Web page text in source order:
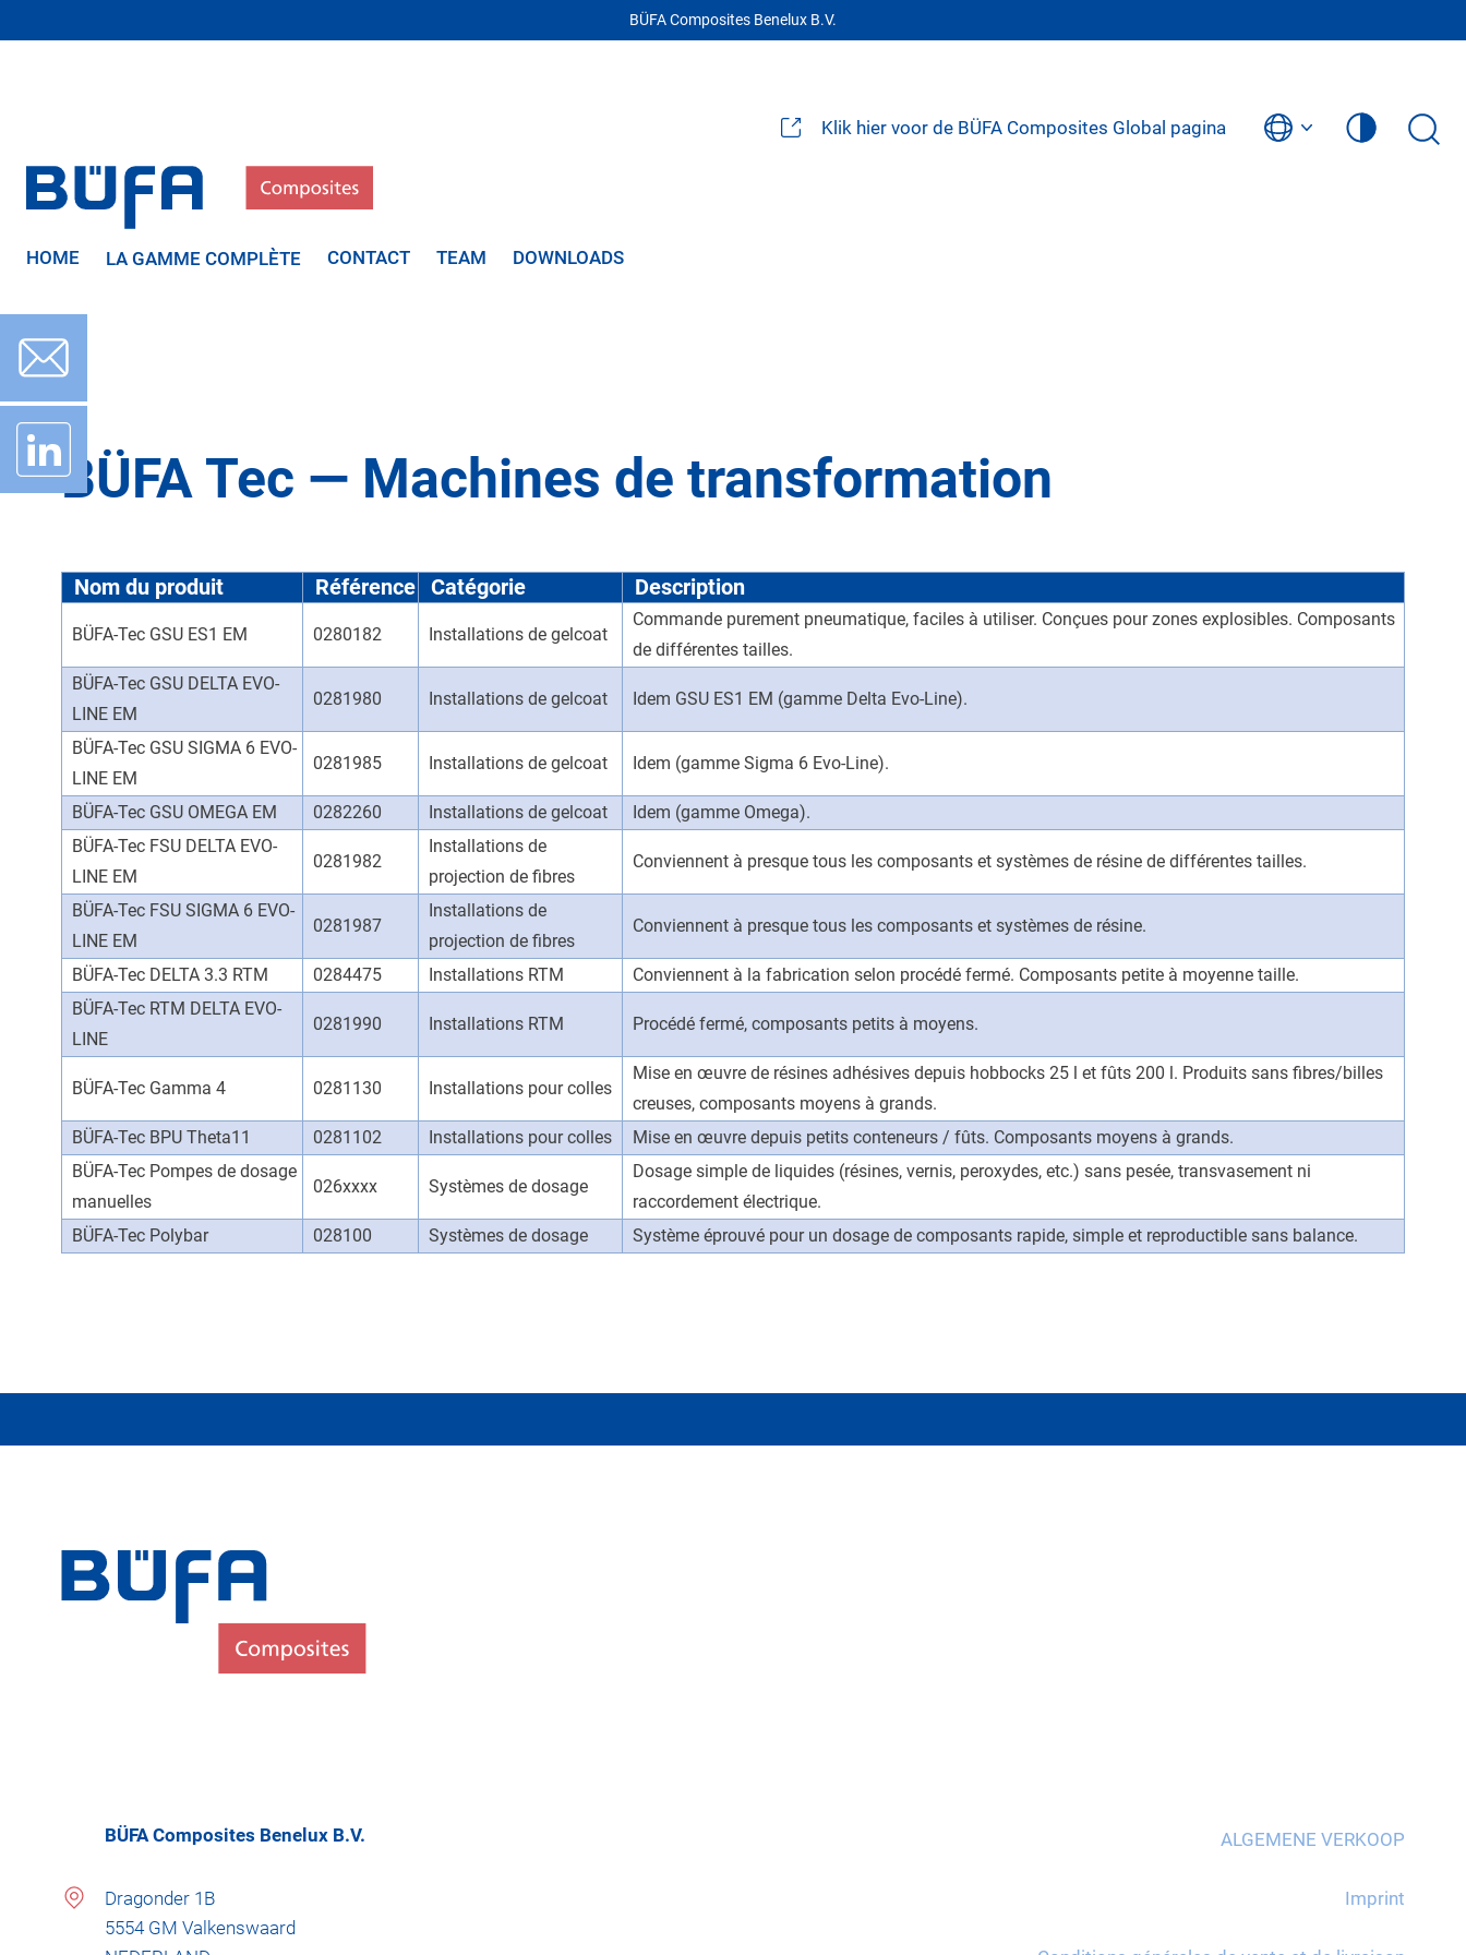
BÜFA Composites Benelux B.V.
Klik hier voor de BÜFA Composites Global pagina
HOME LA GAMME COMPLÈTE CONTACT TEAM DOWNLOADS
BÜFA Tec — Machines de transformation
Nom du produit Référence Catégorie Description
BÜFA-Tec GSU ES1 EM 0280182 Installations de gelcoat
Commande purement pneumatique, faciles à utiliser. Conçues pour zones explosibles. Composants
de différentes tailles.
BÜFA-Tec GSU DELTA EVO-
LINE EM
0281980 Installations de gelcoat Idem GSU ES1 EM (gamme Delta Evo-Line).
BÜFA-Tec GSU SIGMA 6 EVO-
LINE EM
0281985 Installations de gelcoat Idem (gamme Sigma 6 Evo-Line).
BÜFA-Tec GSU OMEGA EM 0282260 Installations de gelcoat
Idem (gamme Omega).
BÜFA-Tec FSU DELTA EVO-
LINE EM
0281982
Installations de
projection de fibres
Conviennent à presque tous les composants et systèmes de résine de différentes tailles.
BÜFA-Tec FSU SIGMA 6 EVO-
LINE EM
0281987
Installations de
projection de fibres
Conviennent à presque tous les composants et systèmes de résine.
BÜFA-Tec DELTA 3.3 RTM 0284475 Installations RTM
Conviennent à la fabrication selon procédé fermé. Composants petite à moyenne taille.
BÜFA-Tec RTM DELTA EVO-
LINE
0281990 Installations RTM Procédé fermé, composants petits à moyens.
BÜFA-Tec Gamma 4 0281130 Installations pour colles
Mise en œuvre de résines adhésives depuis hobbocks 25 l et fûts 200 l. Produits sans fibres/billes
creuses, composants moyens à grands.
BÜFA-Tec BPU Theta11
0281102 Installations pour colles
Mise en œuvre depuis petits conteneurs / fûts. Composants moyens à grands.
BÜFA-Tec Pompes de dosage
manuelles
026xxxx Systèmes de dosage
Dosage simple de liquides (résines, vernis, peroxydes, etc.) sans pesée, transvasement ni
raccordement électrique.
BÜFA-Tec Polybar
028100 Systèmes de dosage Système éprouvé pour un dosage de composants rapide, simple et reproductible sans balance.
BÜFA Composites Benelux B.V.
Dragonder 1B
5554 GM Valkenswaard
ALGEMENE VERKOOP
Imprint